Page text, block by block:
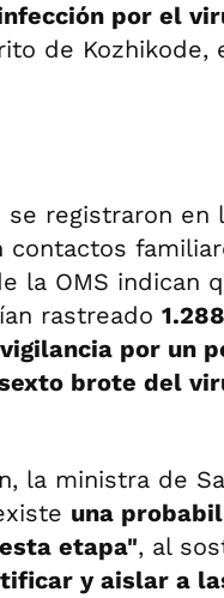
por el
de Kozhikode,
registraron en
contactos
la OMS indican
rastreado
por un
brote del
la ministra de
una
etapa", al
y aislar a